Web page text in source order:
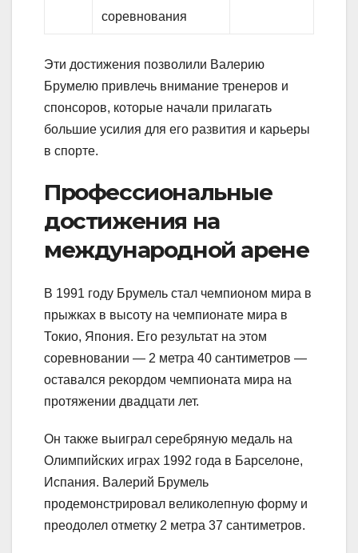
соревнования
Эти достижения позволили Валерию
Брумелю привлечь внимание тренеров и
спонсоров, которые начали прилагать
большие усилия для его развития и карьеры
в спорте.
Профессиональные
достижения на
международной арене
В 1991 году Брумель стал чемпионом мира в
прыжках в высоту на чемпионате мира в
Токио, Япония. Его результат на этом
соревновании — 2 метра 40 сантиметров —
оставался рекордом чемпионата мира на
протяжении двадцати лет.
Он также выиграл серебряную медаль на
Олимпийских играх 1992 года в Барселоне,
Испания. Валерий Брумель
продемонстрировал великолепную форму и
преодолел отметку 2 метра 37 сантиметров.